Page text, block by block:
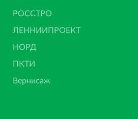
РОССТРО
ЛЕННИИПРОЕКТ
НОРД
ПКТИ
Вернисаж